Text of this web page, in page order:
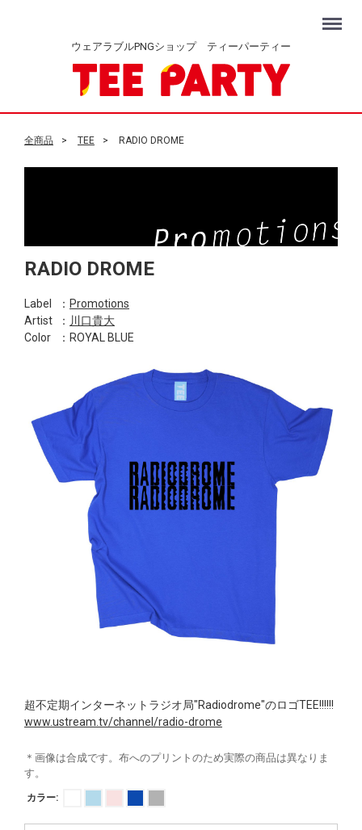
ウェアラブルPNGショップ ティーパーティー
Menu
全商品 TEE RADIO DROME
RADIO DROME
Label ： Promotions
Artist
： 川口貴大
Color
：ROYAL BLUE
超不定期インターネットラジオ局"Radiodrome"のロゴTEE!!!!!!
www.ustream.tv/channel/radio-drome
＊画像は合成です。布へのプリントのため実際の商品は異なりま
す。
カラー: